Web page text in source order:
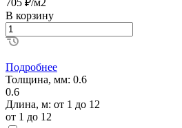
В корзину
Подробнее
Толщина, мм: 0.6
0.6
Длина, м: от 1 до 12
от 1 до 12